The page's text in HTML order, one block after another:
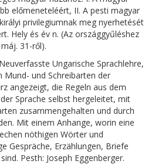
előmeneteléért, II. A pesti magyar
privilegiumnak meg nyerhetését
Hely és év n. (Az országgyűléshez
31-ről).
Ungarische Sprachlehre,
Mund- und Schreibarten der
angezeigt, die Regeln aus dem
Sprache selbst hergeleitet, mit
zusammengehalten und durch
Mit einem Anhange, worin eine
nöthigen Wörter und
Gespräche, Erzählungen, Briefe
Pesth: Joseph Eggenberger.